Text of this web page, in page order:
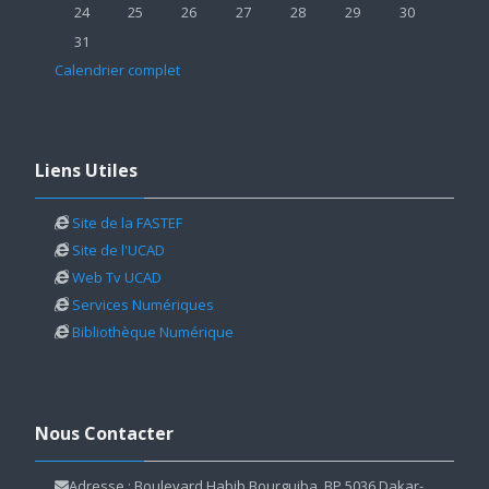
Aucun événement, lundi 24 août
24 Aucun événement, mardi 25 août
25 Aucun événement, mercredi 26 août
26 Aucun événement, jeudi 27 août
27 Aucun événement, vendredi
28 Aucun événement,
29 Aucun
30
Aucun événement, lundi 31 août
31
Calendrier complet
Liens Utiles
Site de la FASTEF
Site de l'UCAD
Web Tv UCAD
Services Numériques
Bibliothèque Numérique
Nous Contacter